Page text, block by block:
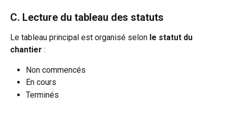
C. Lecture du tableau des statuts
Le tableau principal est organisé selon le statut du
chantier :
Non commencés
En cours
Terminés